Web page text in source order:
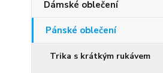
Dámské oblečení
Pánské oblečení
Trika s krátkým rukávem